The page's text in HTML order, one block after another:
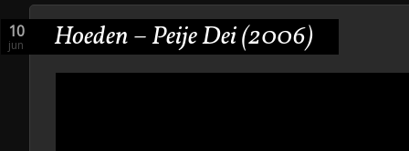
10
jun Hoeden – Peije Dei (2006)